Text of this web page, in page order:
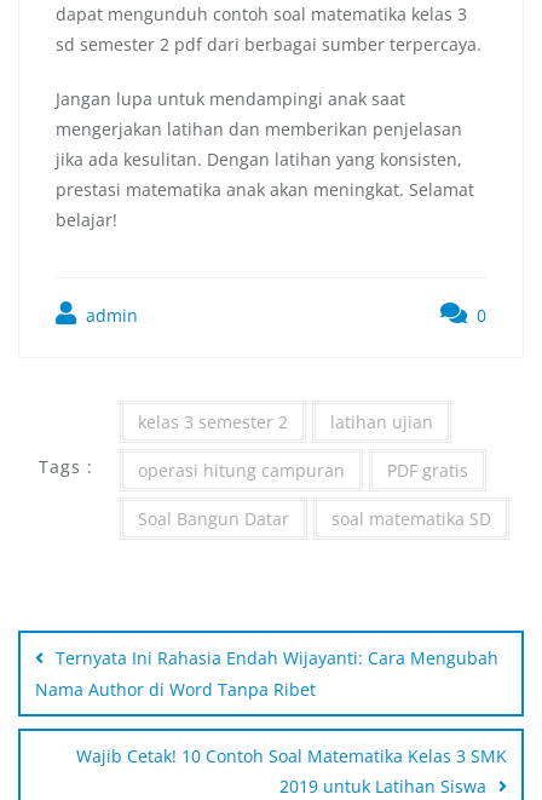
dapat mengunduh contoh soal matematika kelas 3
sd semester 2 pdf dari berbagai sumber terpercaya.
Jangan lupa untuk mendampingi anak saat
mengerjakan latihan dan memberikan penjelasan
jika ada kesulitan. Dengan latihan yang konsisten,
prestasi matematika anak akan meningkat. Selamat
belajar!
admin 0
Tags :
kelas 3 semester 2 latihan ujian
operasi hitung campuran PDF gratis
Soal Bangun Datar soal matematika SD
Ternyata Ini Rahasia Endah Wijayanti: Cara Mengubah
Nama Author di Word Tanpa Ribet
Wajib Cetak! 10 Contoh Soal Matematika Kelas 3 SMK
2019 untuk Latihan Siswa